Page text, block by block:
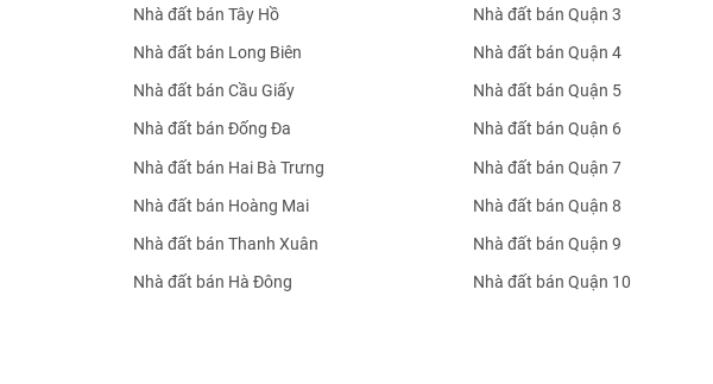
Nhà đất bán Tây Hồ
Nhà đất bán Long Biên
Nhà đất bán Cầu Giấy
Nhà đất bán Đống Đa
Nhà đất bán Hai Bà Trưng
Nhà đất bán Hoàng Mai
Nhà đất bán Thanh Xuân
Nhà đất bán Hà Đông
Nhà đất bán Quận 3
Nhà đất bán Quận 4
Nhà đất bán Quận 5
Nhà đất bán Quận 6
Nhà đất bán Quận 7
Nhà đất bán Quận 8
Nhà đất bán Quận 9
Nhà đất bán Quận 10